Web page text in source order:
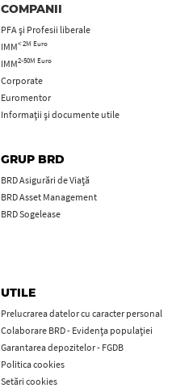
COMPANII
PFA şi Profesii liberale
IMM< 2M Euro
IMM2-50M Euro
Corporate
Euromentor
Informații și documente utile
GRUP BRD
BRD Asigurări de Viață
BRD Asset Management
BRD Sogelease
UTILE
Prelucrarea datelor cu caracter personal
Colaborare BRD - Evidența populației
Garantarea depozitelor - FGDB
Politica cookies
Setări cookies